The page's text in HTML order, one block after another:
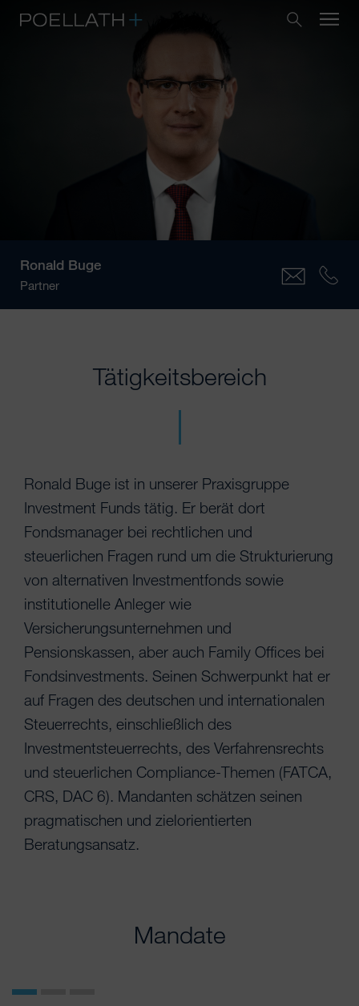
Ronald Buge
Partner
Tätigkeitsbereich
Ronald Buge ist in unserer Praxisgruppe
Investment Funds tätig. Er berät dort
Fondsmanager bei rechtlichen und
steuerlichen Fragen rund um die Strukturierung
von alternativen Investmentfonds sowie
institutionelle Anleger wie
Versicherungsunternehmen und
Pensionskassen, aber auch Family Offices bei
Fondsinvestments. Seinen Schwerpunkt hat er
auf Fragen des deutschen und internationalen
Steuerrechts, einschließlich des
Investmentsteuerrechts, des Verfahrensrechts
und steuerlichen Compliance-Themen (FATCA,
CRS, DAC 6). Mandanten schätzen seinen
pragmatischen und zielorientierten
Beratungsansatz.
Mandate